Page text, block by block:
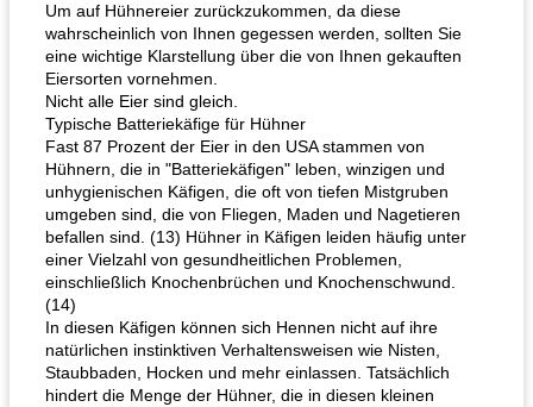
Um auf Hühnereier zurückzukommen, da diese
wahrscheinlich von Ihnen gegessen werden, sollten Sie
eine wichtige Klarstellung über die von Ihnen gekauften
Eiersorten vornehmen.
Nicht alle Eier sind gleich.
Typische Batteriekäfige für Hühner
Fast 87 Prozent der Eier in den USA stammen von
Hühnern, die in "Batteriekäfigen" leben, winzigen und
unhygienischen Käfigen, die oft von tiefen Mistgruben
umgeben sind, die von Fliegen, Maden und Nagetieren
befallen sind. (13) Hühner in Käfigen leiden häufig unter
einer Vielzahl von gesundheitlichen Problemen,
einschließlich Knochenbrüchen und Knochenschwund.
(14)
In diesen Käfigen können sich Hennen nicht auf ihre
natürlichen instinktiven Verhaltensweisen wie Nisten,
Staubbaden, Hocken und mehr einlassen. Tatsächlich
hindert die Menge der Hühner, die in diesen kleinen